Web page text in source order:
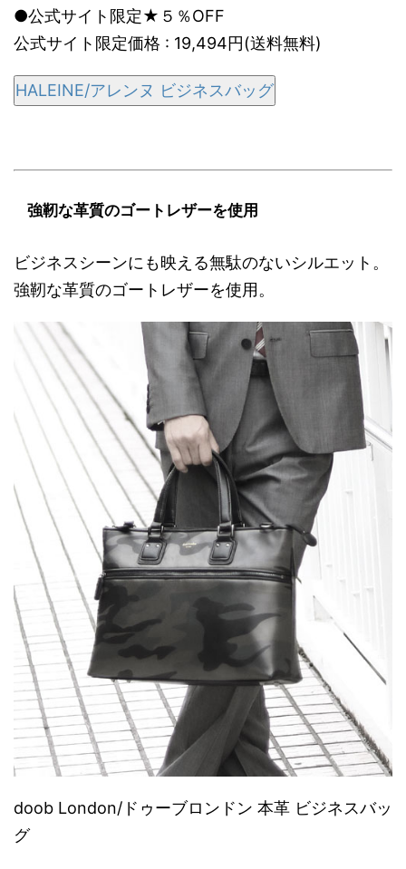
●公式サイト限定★５％OFF
公式サイト限定価格 : 19,494円(送料無料)
HALEINE/アレンヌ ビジネスバッグ
強靭な革質のゴートレザーを使用
ビジネスシーンにも映える無駄のないシルエット。
強靭な革質のゴートレザーを使用。
doob London/ドゥーブロンドン 本革 ビジネスバッ
グ